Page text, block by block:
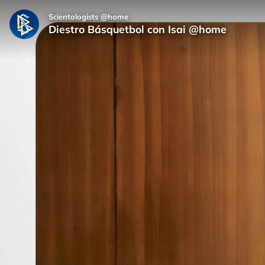
Scientologists @home
Diestro Básquetbol con Isai @home